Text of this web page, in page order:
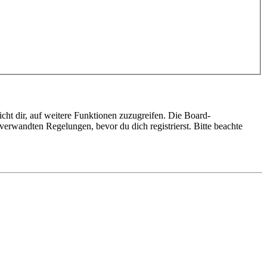
dir, auf weitere Funktionen zuzugreifen. Die Board-
Regelungen, bevor du dich registrierst. Bitte beachte